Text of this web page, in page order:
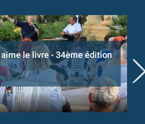
le livre - 34ème édition
/ /